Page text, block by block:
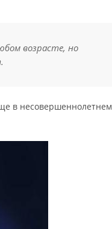
возрасте, но
в несовершеннолетнем